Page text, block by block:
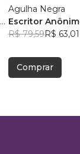
Agulha Negra
Escritor
R$ 79,59R$ 63,01
Comprar